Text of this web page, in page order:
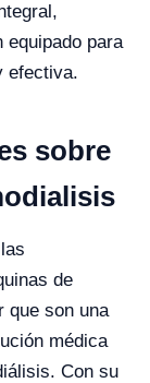
equipado para
efectiva.
sobre
de
que son una
médica
Con su